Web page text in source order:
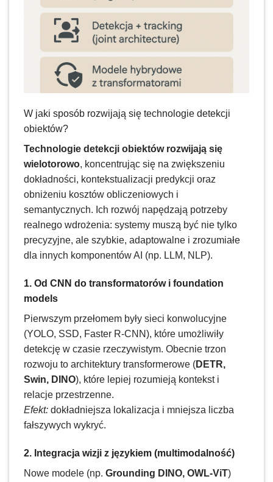
W jaki sposób rozwijają się technologie detekcji
obiektów?
Technologie detekcji obiektów rozwijają się
wielotorowo, koncentrując się na zwiększeniu
dokładności, kontekstualizacji predykcji oraz
obniżeniu kosztów obliczeniowych i
semantycznych. Ich rozwój napędzają potrzeby
realnego wdrożenia: systemy muszą być nie tylko
precyzyjne, ale szybkie, adaptowalne i zrozumiałe
dla innych komponentów AI (np. LLM, NLP).
1. Od CNN do transformatorów i foundation
models
Pierwszym przełomem były sieci konwolucyjne
(YOLO, SSD, Faster R-CNN), które umożliwiły
detekcję w czasie rzeczywistym. Obecnie trzon
rozwoju to architektury transformerowe (DETR,
Swin, DINO), które lepiej rozumieją kontekst i
relacje przestrzenne.
Efekt: dokładniejsza lokalizacja i mniejsza liczba
fałszywych wykryć.
2. Integracja wizji z językiem (multimodalność)
Nowe modele (np.Grounding DINO, OWL-ViT)